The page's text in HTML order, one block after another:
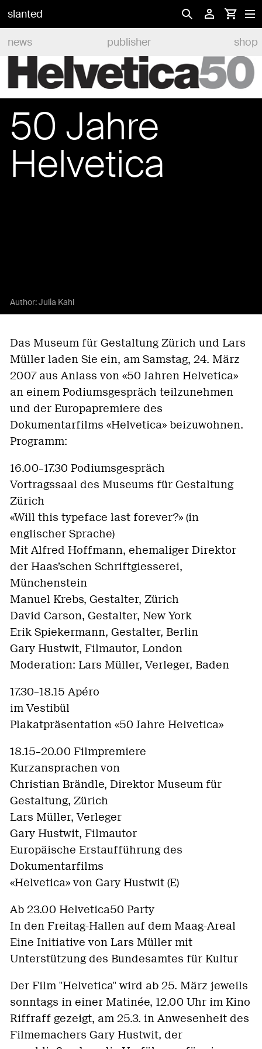
slanted
news
publisher shop
50 Jahre
Helvetica
Author:Julia Kahl
Das Museum für Gestaltung Zürich und Lars
Müller laden Sie ein, am Samstag, 24. März
2007 aus Anlass von «50 Jahren Helvetica»
an einem Podiumsgespräch teilzunehmen
und der Europapremiere des
Dokumentarfilms «Helvetica» beizuwohnen.
Programm:
16.00–17.30 Podiumsgespräch
Vortragssaal des Museums für Gestaltung
Zürich
«Will this typeface last forever?» (in
englischer Sprache)
Mit Alfred Hoffmann, ehemaliger Direktor
der Haas’schen Schriftgiesserei,
Münchenstein
Manuel Krebs, Gestalter, Zürich
David Carson, Gestalter, New York
Erik Spiekermann, Gestalter, Berlin
Gary Hustwit, Filmautor, London
Moderation: Lars Müller, Verleger, Baden
17.30–18.15 Apéro
im Vestibül
Plakatpräsentation «50 Jahre Helvetica»
18.15–20.00 Filmpremiere
Kurzansprachen von
Christian Brändle, Direktor Museum für
Gestaltung, Zürich
Lars Müller, Verleger
Gary Hustwit, Filmautor
Europäische Erstaufführung des
Dokumentarfilms
«Helvetica» von Gary Hustwit (E)
Ab 23.00 Helvetica50 Party
In den Freitag-Hallen auf dem Maag-Areal
Eine Initiative von Lars Müller mit
Unterstützung des Bundesamtes für Kultur
Der Film "Helvetica" wird ab 25. März jeweils
sonntags in einer Matinée, 12.00 Uhr im Kino
Riffraff gezeigt, am 25.3. in Anwesenheit des
Filmemachers Gary Hustwit, der